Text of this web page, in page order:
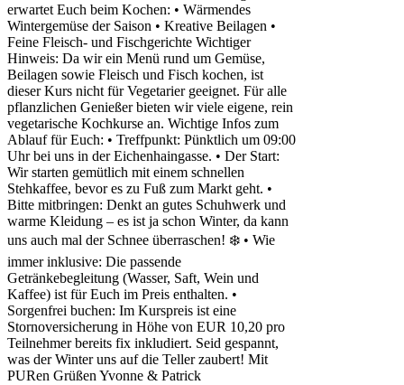
erwartet Euch beim Kochen: • Wärmendes
Wintergemüse der Saison • Kreative Beilagen •
Feine Fleisch- und Fischgerichte Wichtiger
Hinweis: Da wir ein Menü rund um Gemüse,
Beilagen sowie Fleisch und Fisch kochen, ist
dieser Kurs nicht für Vegetarier geeignet. Für alle
pflanzlichen Genießer bieten wir viele eigene, rein
vegetarische Kochkurse an. Wichtige Infos zum
Ablauf für Euch: • Treffpunkt: Pünktlich um 09:00
Uhr bei uns in der Eichenhaingasse. • Der Start:
Wir starten gemütlich mit einem schnellen
Stehkaffee, bevor es zu Fuß zum Markt geht. •
Bitte mitbringen: Denkt an gutes Schuhwerk und
warme Kleidung – es ist ja schon Winter, da kann
uns auch mal der Schnee überraschen! ❄️ • Wie
immer inklusive: Die passende
Getränkebegleitung (Wasser, Saft, Wein und
Kaffee) ist für Euch im Preis enthalten. •
Sorgenfrei buchen: Im Kurspreis ist eine
Stornoversicherung in Höhe von EUR 10,20 pro
Teilnehmer bereits fix inkludiert. Seid gespannt,
was der Winter uns auf die Teller zaubert! Mit
PURen Grüßen Yvonne & Patrick